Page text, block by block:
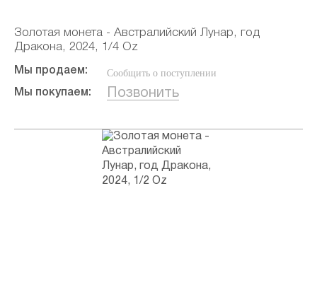
Золотая монета - Австралийский Лунар, год
Дракона, 2024, 1/4 Oz
Мы продаем: Сообщить о поступлении
Мы покупаем: Позвонить